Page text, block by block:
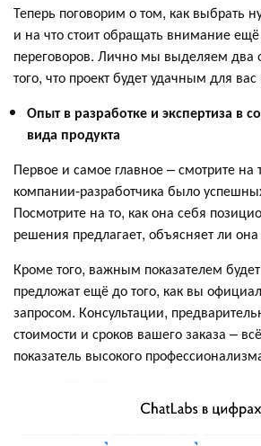
Теперь поговорим о том, как выбрать
и на что стоит обращать внимание ещё
переговоров. Лично мы выделяем два
того, что проект будет удачным для
Опыт в разработке и экспертиза в
вида продукта
Первое и самое главное – смотрите на
компании-разработчика было
Посмотрите на то, как она себя
решения предлагает, объясняет ли она
Кроме того, важным показателем
предложат ещё до того, как вы
запросом. Консультации,
стоимости и сроков вашего заказа –
показатель высокого